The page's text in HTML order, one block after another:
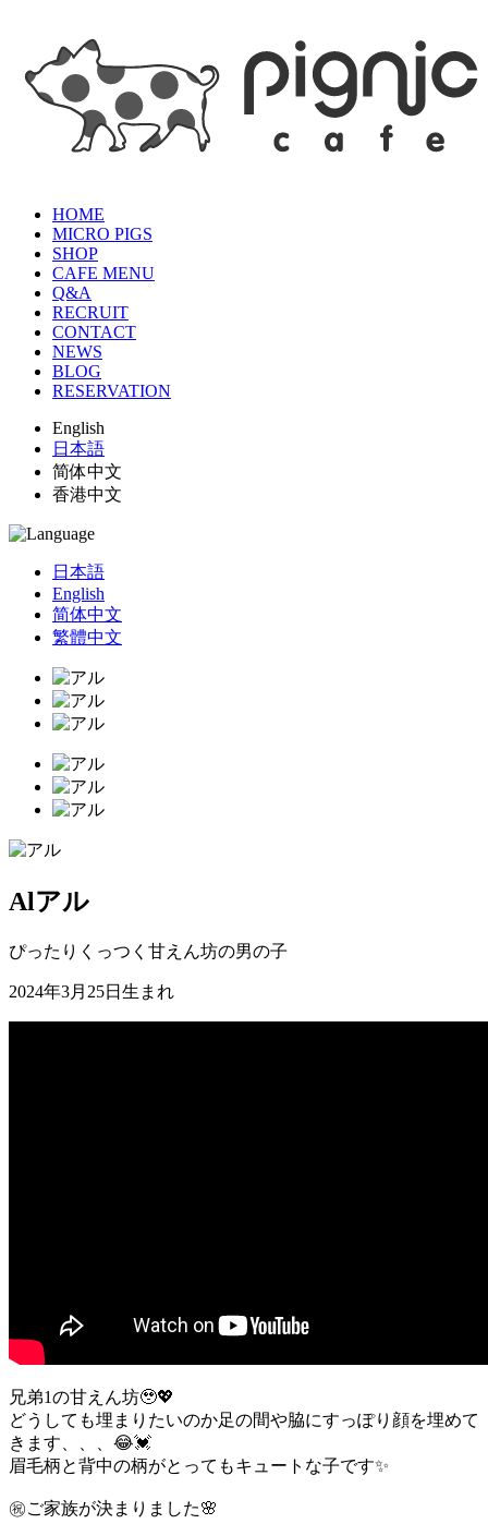
HOME
MICRO PIGS
SHOP
CAFE MENU
Q&A
RECRUIT
CONTACT
NEWS
BLOG
RESERVATION
English
日本語
简体中文
香港中文
日本語
English
简体中文
繁體中文
Alアル
ぴったりくっつく甘えん坊の男の子
2024年3月25日生まれ
兄弟1の甘えん坊🥹💖
どうしても埋まりたいのか足の間や脇にすっぽり顔を埋めて
きます、、、😂💓
眉毛柄と背中の柄がとってもキュートな子です✨
㊗️ご家族が決まりました🌸